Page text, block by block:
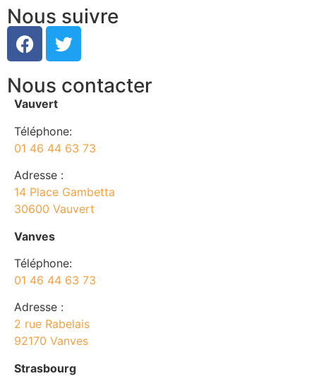
Nous suivre
Nous contacter
Vauvert
Téléphone:
01 46 44 63 73
Adresse :
14 Place Gambetta
30600 Vauvert
Vanves
Téléphone:
01 46 44 63 73
Adresse :
2 rue Rabelais
92170 Vanves
Strasbourg